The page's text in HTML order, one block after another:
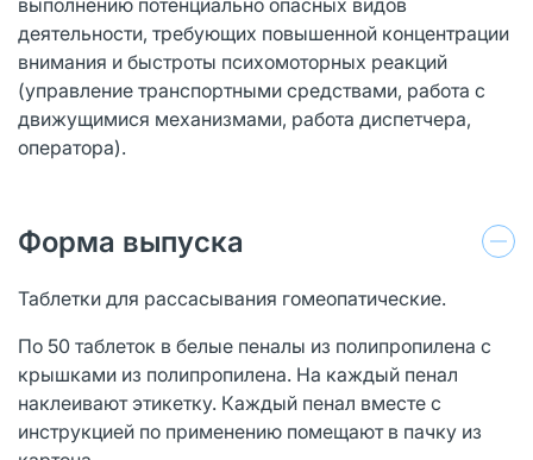
деятельности, требующих повышенной концентрации
внимания и быстроты психомоторных реакций
(управление транспортными средствами, работа с
движущимися механизмами, работа диспетчера,
оператора).
Форма выпуска
Таблетки для рассасывания гомеопатические.
По 50 таблеток в белые пеналы из полипропилена с
крышками из полипропилена. На каждый пенал
наклеивают этикетку. Каждый пенал вместе с
инструкцией по применению помещают в пачку из